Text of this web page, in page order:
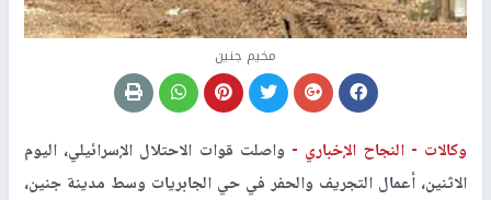
مخيم جنين
وكالات -النجاح الإخباري - واصلت قوات الاحتلال الإسرائيلي، اليوم
الاثنين، أعمال التجريف والحفر في حي الجابريات وسط مدينة جنين،